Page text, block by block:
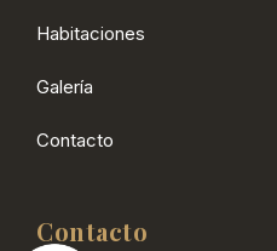
Habitaciones
Galería
Contacto
Contacto